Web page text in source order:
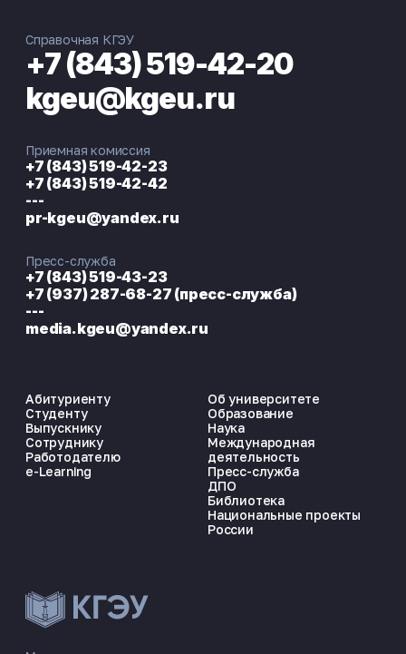
ЭНЕРГОКОД — ПОМОЩНИК КГЭУ
Абитуриенту
Студенту
Выпускнику
Сотруднику
Работодателю
e-Learning
Об университете
Образование
Наука
Международная
деятельность
Пресс-служба
ДПО
Библиотека
Национальные проекты
России
Справочная КГЭУ
+7 (843) 519-42-20
kgeu@kgeu.ru
Приемная комиссия
+7 (843) 519-42-23
+7 (843) 519-42-42
---
pr-kgeu@yandex.ru
Пресс-служба
+7 (843) 519-43-23
+7 (937) 287-68-27 (пресс-служба)
---
media.kgeu@yandex.ru